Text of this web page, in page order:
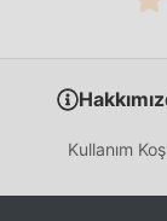
Kullanım